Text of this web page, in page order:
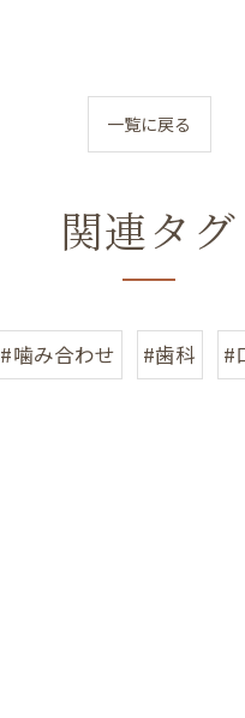
一覧に戻る
関連タグ
#噛み合わせ #歯科 #